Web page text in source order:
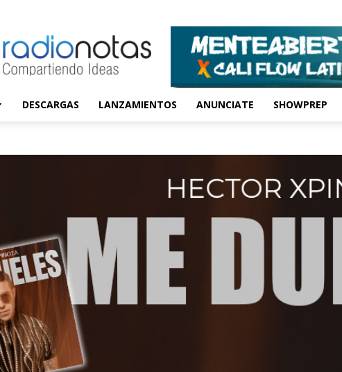
DESCARGAS LANZAMIENTOS ANUNCIATE SHOWPREP